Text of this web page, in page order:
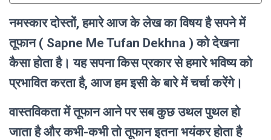
नमस्कार दोस्तों, हमारे आज के लेख का विषय है सपने में
तूफान ( Sapne Me Tufan Dekhna ) को देखना
कैसा होता है। यह सपना किस प्रकार से हमारे भविष्य को
प्रभावित करता है, आज हम इसी के बारे में चर्चा करेंगे।
वास्तविकता में तूफान आने पर सब कुछ उथल पुथल हो
जाता है और कभी-कभी तो तूफान इतना भयंकर होता है